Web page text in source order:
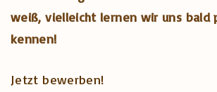
weiß, vielleicht lernen wir uns bald
kennen!
Jetzt bewerben!